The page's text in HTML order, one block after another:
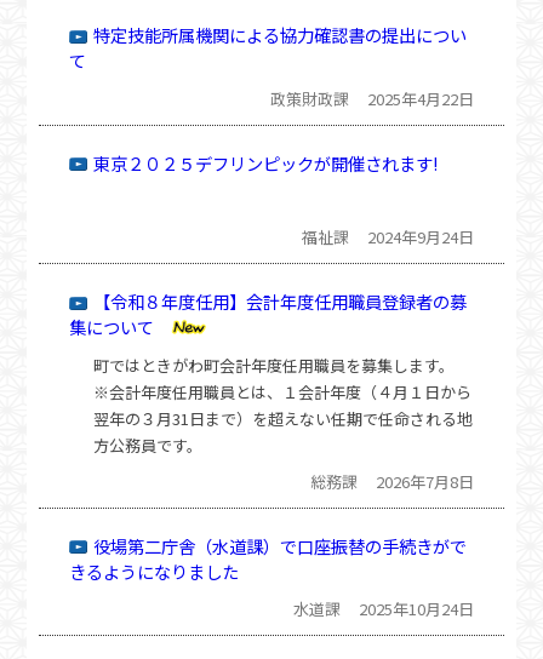
特定技能所属機関による協力確認書の提出につい
て
政策財政課 2025年4月22日
東京２０２５デフリンピックが開催されます!
福祉課 2024年9月24日
【令和８年度任用】会計年度任用職員登録者の募
集について
町ではときがわ町会計年度任用職員を募集します。
※会計年度任用職員とは、１会計年度（４月１日から
翌年の３月31日まで）を超えない任期で任命される地
方公務員です。
総務課
2026年7月8日
役場第二庁舎（水道課）で口座振替の手続きがで
きるようになりました
水道課 2025年10月24日